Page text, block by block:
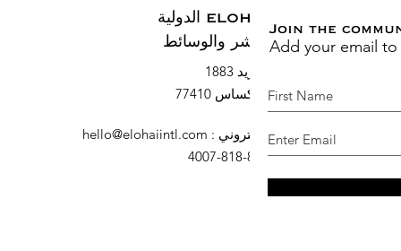
ELOHAI الدولية
النشر والوسائط
صندوق بريد 1883
السرو ، تكساس 77410
البريد الإلكتروني :
hello@elohaiintl.com
هاتف: 832-818-4007
Join the
Add your email